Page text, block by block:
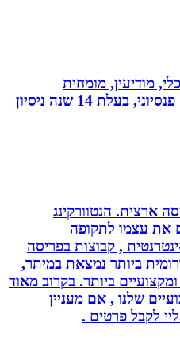
מומחית
להתנהלות כלכלית ויעוץ פנסיוני, בעלת 14 שנה ניסיון
הנטוורקינג
לתקופה
, קבוצות בפריסה
ביותר נמצאת במיתר,
ביותר. בקרוב מאוד
שלנו , אם מעניין
פרטים .